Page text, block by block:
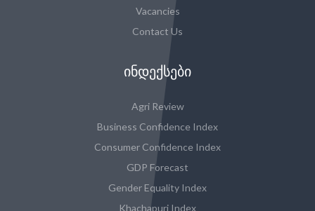
Vacancies
Contact Us
ᲘᲜᲓᲔᲥᲡᲔᲑᲘ
Agri Review
Business Confidence Index
Consumer Confidence Index
GDP Forecast
Gender Equality Index
Khachapuri Index